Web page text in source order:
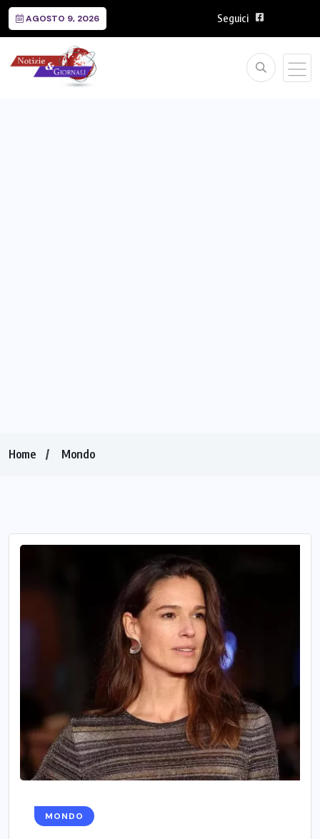
AGOSTO 9, 2026 Seguici
Home Mondo
MONDO